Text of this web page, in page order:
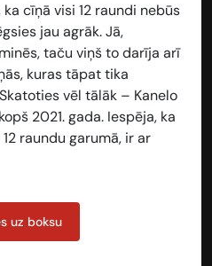
cīņā visi 12 raundi nebūs
jau agrāk. Jā,
taču viņš to darīja arī
kuras tāpat tika
vēl tālāk – Kanelo
2021. gada. Iespēja, ka
raundu garumā, ir ar
uz boksu